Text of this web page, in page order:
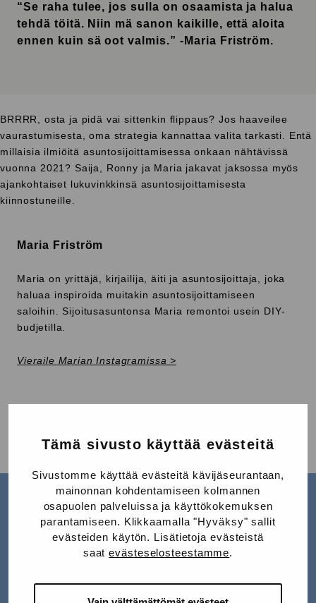
Tämä sivusto käyttää evästeitä
Sivustomme käyttää evästeitä kävijäseurantaan,
mainonnan kohdentamiseen kolmannen
osapuolen palveluissa ja käyttökokemuksen
parantamiseen. Klikkaamalla "Hyväksy" sallit
evästeiden käytön. Lisätietoja evästeistä
saatevästeselosteestamme.
“Se raha tulee, jos sulla on osaamista ja halua
tehdä töitä. Niin mä sanon kaikille, että aloita
ennen kuin sä oot valmis.” -Maria Friström.
BRRRR, osta ja pidä vai sittenkin flippaus? Jos haaveilee
vaurastumisesta, oma strategia kannattaa valita tarkasti. Entä
millaisia ilmiöitä asuntosijoittamisessa onkaan nähtävissä
vuonna 2021? Saija, Ronny ja Maria jakavat jaksossa myös
ajankohtaiset lukuvinkkinsä asuntosijoittamisesta
kiinnostuneille.
Maria Friström
Maria on yrittäjä, kirjailija, äiti ja asuntosijoittaja, joka
haluaa inspiroida muitakin asuntosijoittamiseen
saloihin. Sijoitusasuntonsa Maria remontoi usein DIY-
budjetilla.
Vieraile Marian Instagramissa >
LUE LISÄÄ
K